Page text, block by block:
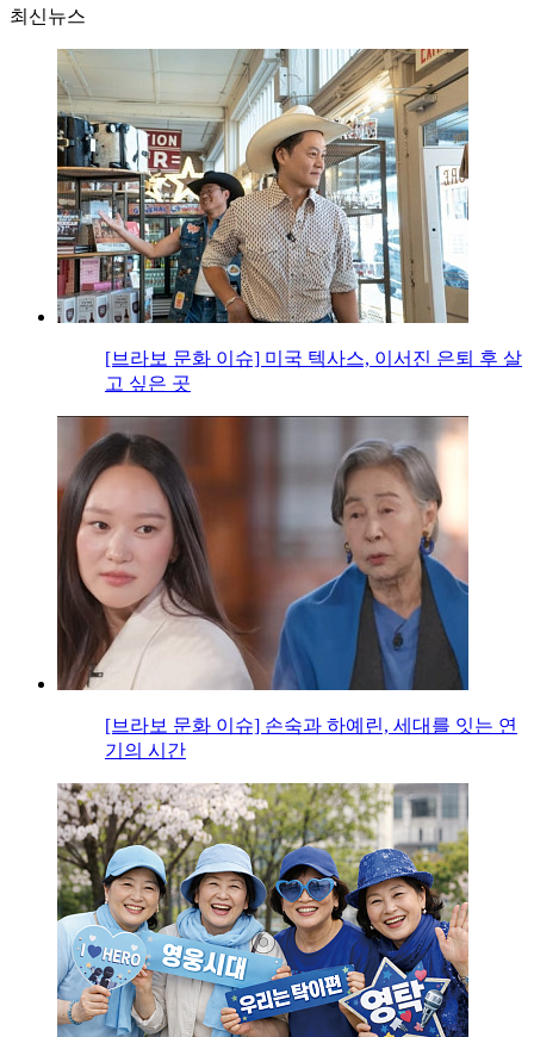
최신뉴스
[브라보 문화 이슈] 미국 텍사스, 이서진 은퇴 후 살
고 싶은 곳
[브라보 문화 이슈] 손숙과 하예린, 세대를 잇는 연
기의 시간